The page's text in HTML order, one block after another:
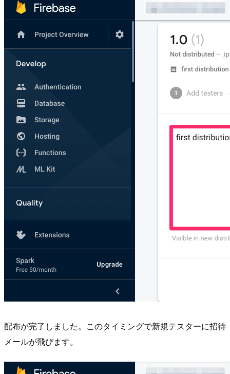
配布が完了しました。このタイミングで新規テスターに招待
メールが飛びます。